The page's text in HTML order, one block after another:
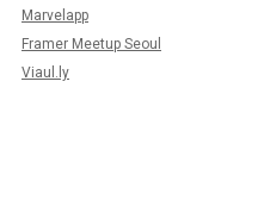
Marvelapp
Framer Meetup Seoul
Viaul.ly